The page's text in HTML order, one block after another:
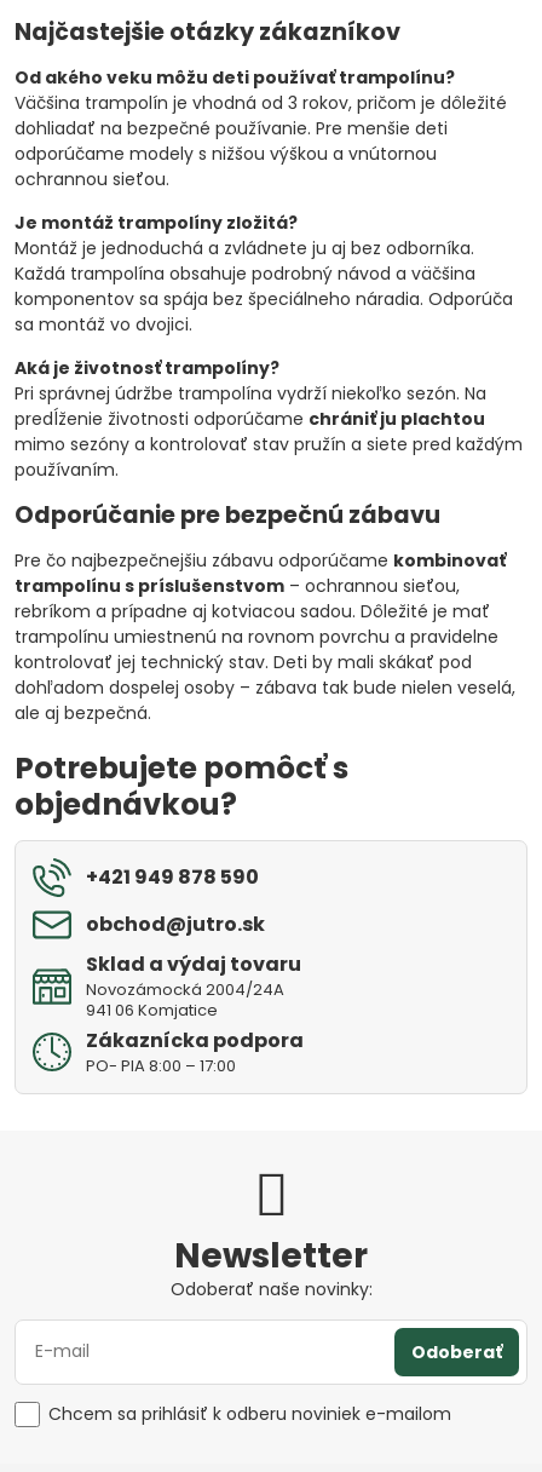
Najčastejšie otázky zákazníkov
Od akého veku môžu deti používať trampolínu?
Väčšina trampolín je vhodná od 3 rokov, pričom je dôležité
dohliadať na bezpečné používanie. Pre menšie deti
odporúčame modely s nižšou výškou a vnútornou
ochrannou sieťou.
Je montáž trampolíny zložitá?
Montáž je jednoduchá a zvládnete ju aj bez odborníka.
Každá trampolína obsahuje podrobný návod a väčšina
komponentov sa spája bez špeciálneho náradia. Odporúča
sa montáž vo dvojici.
Aká je životnosť trampolíny?
Pri správnej údržbe trampolína vydrží niekoľko sezón. Na
predĺženie životnosti odporúčame chrániť ju plachtou
mimo sezóny a kontrolovať stav pružín a siete pred každým
používaním.
Odporúčanie pre bezpečnú zábavu
Pre čo najbezpečnejšiu zábavu odporúčame kombinovať
trampolínu s príslušenstvom – ochrannou sieťou,
rebríkom a prípadne aj kotviacou sadou. Dôležité je mať
trampolínu umiestnenú na rovnom povrchu a pravidelne
kontrolovať jej technický stav. Deti by mali skákať pod
dohľadom dospelej osoby – zábava tak bude nielen veselá,
ale aj bezpečná.
Potrebujete pomôcť s
objednávkou?
+421 949 878 590
obchod​@jutro​.sk
Sklad a výdaj tovaru
Novozámocká 2004/24A
941 06 Komjatice
Zákaznícka podpora
PO- PIA 8:00 – 17:00
Newsletter
Odoberať naše novinky:
Odoberať
Chcem sa prihlásiť k odberu noviniek e-mailom